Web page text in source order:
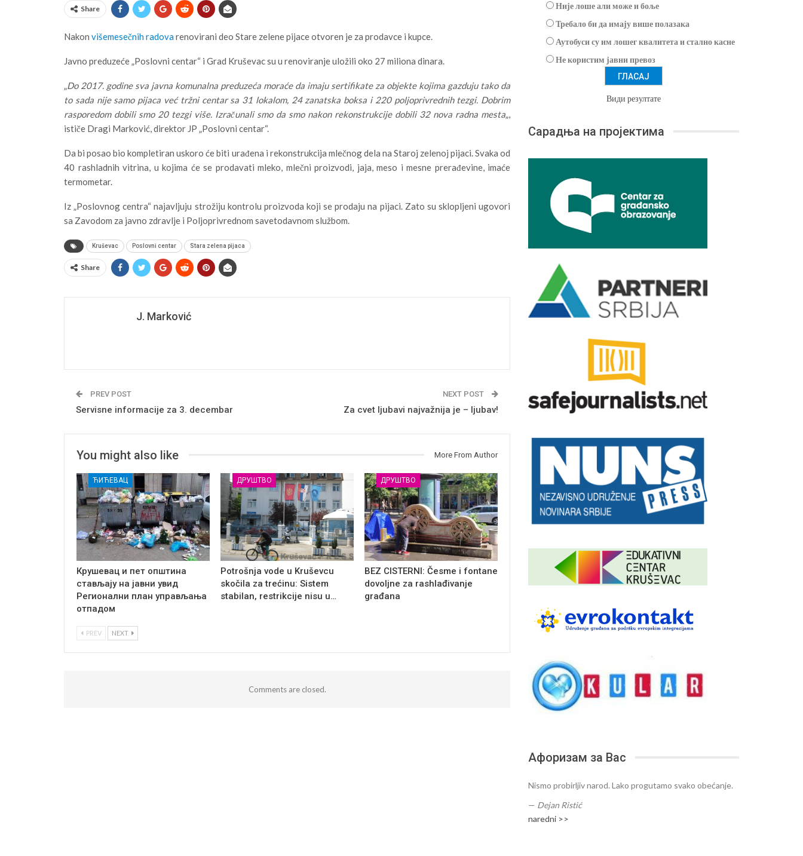
Share
Nakon višemesečnih radovarenovirani deo Stare zelene pijace otvoren je za prodavce i kupce.
Javno preduzeće „Poslovni centar“ i Grad Kruševac su u renoviranje uložili oko 27 miliona dinara.
„Do 2017. godine sva javna komunalna preduzeća moraće da imaju sertifikate za objekte kojima gazduju tako da
to sada nije samo pijaca već tržni centar sa 31 lokalom, 24 zanatska boksa i 220 poljoprivrednih tezgi. Dobrim
rasporedom dobili smo 20 tezgi više. Izračunali smo da smo nakon rekonstrukcije dobili 32 nova radna mesta„,
ističe Dragi Marković, direktor JP „Poslovni centar“.
Da bi posao bio kompletiran uskoro će biti urađena i rekonstrukcija mlečnog dela na Staroj zelenoj pijaci. Svaka od
40 rashladnih vitrina, u kojima će se prodavati mleko, mlečni proizvodi, jaja, meso i mesne prerađevine, imaće
termometar.
Iz „Poslovnog centra“ najavljuju strožiju kontrolu proizvoda koji se prodaju na pijaci. Zato su sklopljeni ugovori
sa Zavodom za javno zdravlje i Poljoprivrednom savetodavnom službom.
Kruševac Poslovni centar Stara zelena pijaca
Share
J. Marković
PREV POST
Servisne informacije za 3. decembar
NEXT POST
Za cvet ljubavi najvažnija je – ljubav!
You might also like More From Author
ЋИЋЕВАЦ
Крушевац и пет општина
стављају на јавни увид
Регионални план управљања
отпадом
ДРУШТВО
Potrošnja vode u Kruševcu
skočila za trećinu: Sistem
stabilan, restrikcije nisu u…
ДРУШТВО
BEZ CISTERNI: Česme i fontane
dovoljne za rashlađivanje
građana
PREV NEXT
Comments are closed.
Није лоше али може и боље
Требало би да имају више полазака
Аутобуси су им лошег квалитета и стално касне
Не користим јавни превоз
Види резултате
Сарадња на пројектима
Афоризам за Вас
Nismo probirljiv narod. Lako progutamo svako obećanje.
— Dejan Ristić
naredni >>